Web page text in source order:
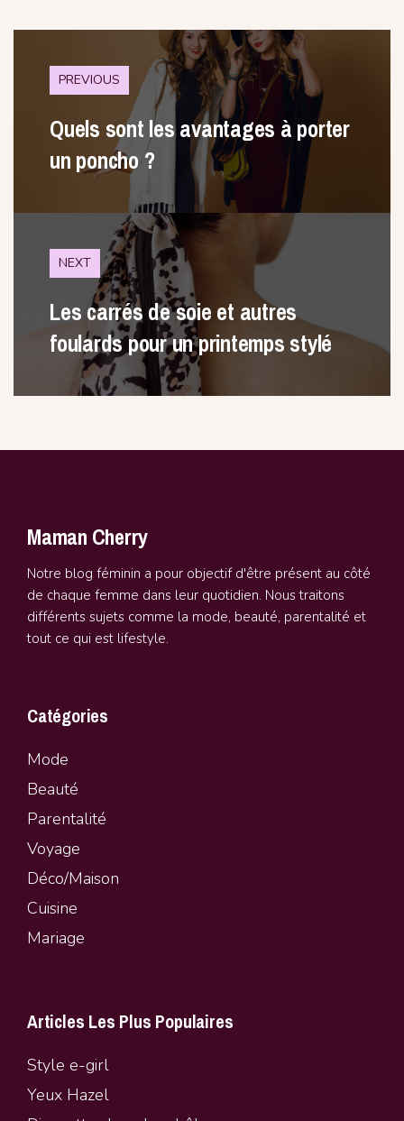
PREVIOUS
Quels sont les avantages à porter
un poncho ?
NEXT
Les carrés de soie et autres
foulards pour un printemps stylé
Maman Cherry
Notre blog féminin a pour objectif d'être présent au côté
de chaque femme dans leur quotidien. Nous traitons
différents sujets comme la mode, beauté, parentalité et
tout ce qui est lifestyle.
Catégories
Mode
Beauté
Parentalité
Voyage
Déco/Maison
Cuisine
Mariage
Articles Les Plus Populaires
Style e-girl
Yeux Hazel